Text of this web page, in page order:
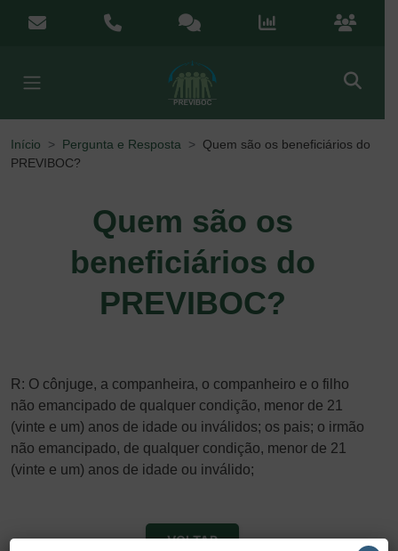
Menu de Acesso Rápido
contato@previboc.mg.gov.br
(38) 3251-5601Ouvidoria Portal da Portal do
Início Pergunta e Resposta
Quem são os beneficiários do
PREVIBOC?
Quem são os
beneficiários do
PREVIBOC?
R: O cônjuge, a companheira, o companheiro e o filho
não emancipado de qualquer condição, menor de 21
(vinte e um) anos de idade ou inválidos; os pais; o irmão
não emancipado, de qualquer condição, menor de 21
(vinte e um) anos de idade ou inválido;
VOLTAR